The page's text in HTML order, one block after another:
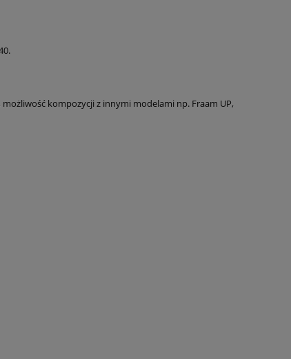
kompozycji z innymi modelami np. Fraam UP,